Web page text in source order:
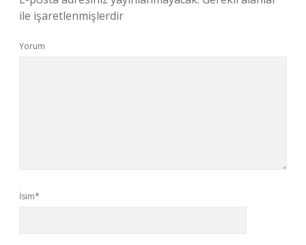
ile işaretlenmişlerdir
Yorum
İsim*